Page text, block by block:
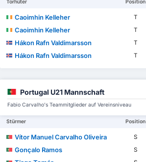
Torhüter Position
Caoimhin Kelleher T
Caoimhin Kelleher
T
Hákon Rafn Valdimarsson
T
Hákon Rafn Valdimarsson
T
Portugal U21 Mannschaft
Fabio Carvalho's Teammitglieder auf Vereinsniveau
Stürmer Position
Vítor Manuel Carvalho Oliveira S
Gonçalo Ramos
S